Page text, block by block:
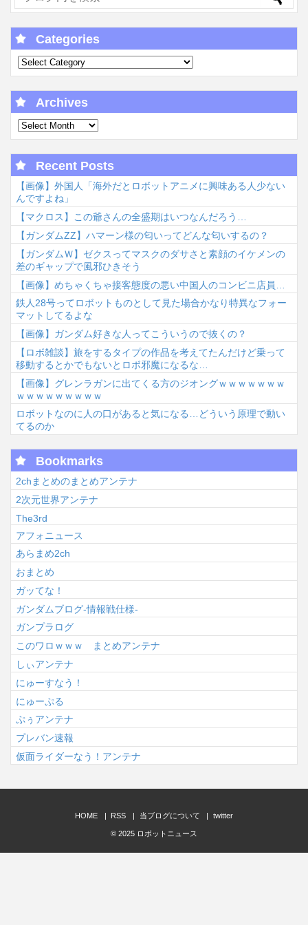
Categories
Archives
Recent Posts
【画像】外国人「海外だとロボットアニメに興味ある人少ない
んですよね」
【マクロス】この爺さんの全盛期はいつなんだろう…
【ガンダムΖΖ】ハマーン様の匂いってどんな匂いするの？
【ガンダムＷ】ゼクスってマスクのダサさと素顔のイケメンの
差のギャップで風邪ひきそう
【画像】めちゃくちゃ接客態度の悪い中国人のコンビニ店員…
鉄人28号ってロボットものとして見た場合かなり特異なフォー
マットしてるよな
【画像】ガンダム好きな人ってこういうので抜くの？
【ロボ雑談】旅をするタイプの作品を考えてたんだけど乗って
移動するとかでもないとロボ邪魔になるな…
【画像】グレンラガンに出てくる方のジオングｗｗｗｗｗｗｗ
ｗｗｗｗｗｗｗｗｗ
ロボットなのに人の口があると気になる…どういう原理で動い
てるのか
Bookmarks
2chまとめのまとめアンテナ
2次元世界アンテナ
The3rd
アフォニュース
あらまめ2ch
おまとめ
ガッてな！
ガンダムブログ-情報戦仕様-
ガンプラログ
このワロｗｗｗ まとめアンテナ
しぃアンテナ
にゅーすなう！
にゅーぷる
ぷぅアンテナ
プレバン速報
仮面ライダーなう！アンテナ
HOME RSS 当ブログについて twitter
© 2025 ロボットニュース